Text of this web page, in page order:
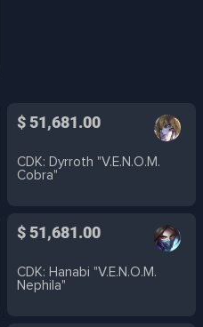
$ 51,681.00
CDK: Dyrroth "V.E.N.O.M.
Cobra"
$ 51,681.00
CDK: Hanabi "V.E.N.O.M.
Nephila"